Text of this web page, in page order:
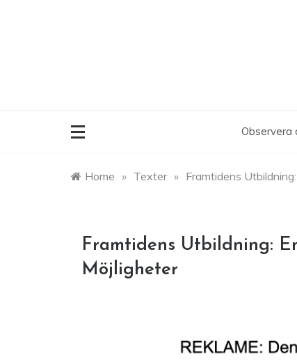
Observera
Home » Texter » Framtidens
Framtidens Utbildning:
Möjligheter